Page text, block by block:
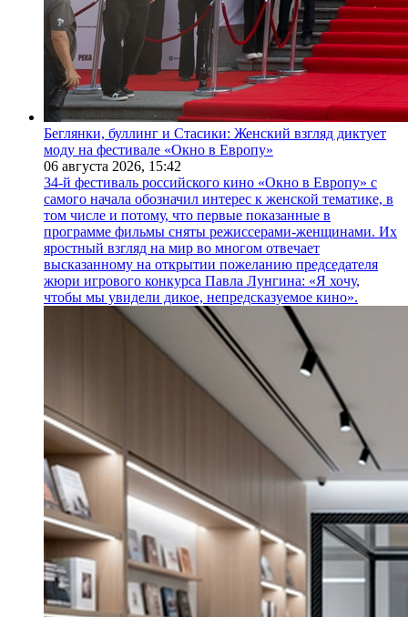
Беглянки, буллинг и Стасики: Женский взгляд диктует
моду на фестивале «Окно в Европу»
06 августа 2026, 15:42
34-й фестиваль российского кино «Окно в Европу» с
самого начала обозначил интерес к женской тематике, в
том числе и потому, что первые показанные в
программе фильмы сняты режиссерами-женщинами. Их
яростный взгляд на мир во многом отвечает
высказанному на открытии пожеланию председателя
жюри игрового конкурса Павла Лунгина: «Я хочу,
чтобы мы увидели дикое, непредсказуемое кино».